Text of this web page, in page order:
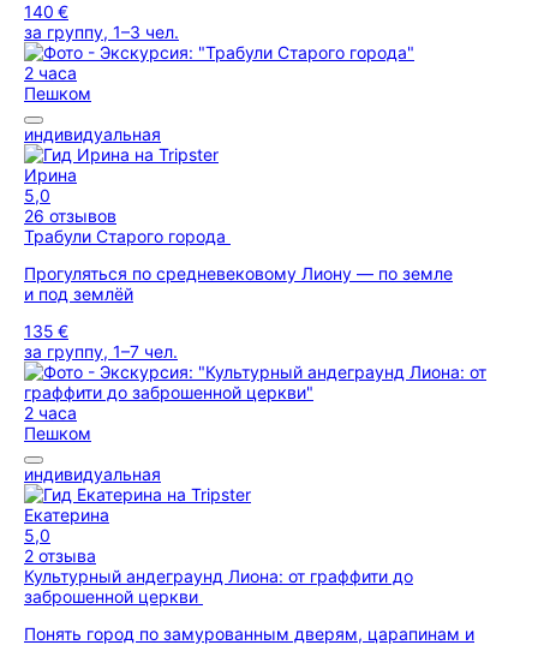
140 €
за группу, 1–3 чел.
2 часа
Пешком
индивидуальная
Ирина
5,0
26 отзывов
Трабули Старого города
Прогуляться по средневековому Лиону — по земле
и под землёй
135 €
за группу, 1–7 чел.
2 часа
Пешком
индивидуальная
Екатерина
5,0
2 отзыва
Культурный андеграунд Лиона: от граффити до
заброшенной церкви
Понять город по замурованным дверям, царапинам и